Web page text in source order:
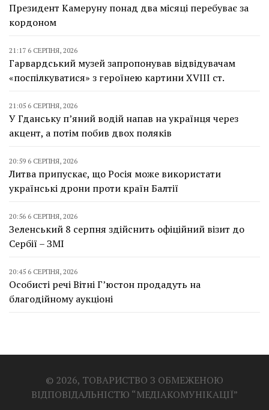
Президент Камеруну понад два місяці перебуває за
кордоном
21:17 6 СЕРПНЯ, 2026
Гарвардський музей запропонував відвідувачам
«поспілкуватися» з героїнею картини XVIII ст.
21:05 6 СЕРПНЯ, 2026
У Гданську п’яний водій напав на українця через
акцент, а потім побив двох поляків
20:59 6 СЕРПНЯ, 2026
Литва припускає, що Росія може використати
українські дрони проти країн Балтії
20:56 6 СЕРПНЯ, 2026
Зеленський 8 серпня здійснить офіційний візит до
Сербії – ЗМІ
20:45 6 СЕРПНЯ, 2026
Особисті речі Вітні Г’юстон продадуть на
благодійному аукціоні
© 2026, ТОВАРИСТВО З ОБМЕЖЕНОЮ
ВІДПОВІДАЛЬНІСТЮ “МЕДІАКОМУНІКАЦІЇ”